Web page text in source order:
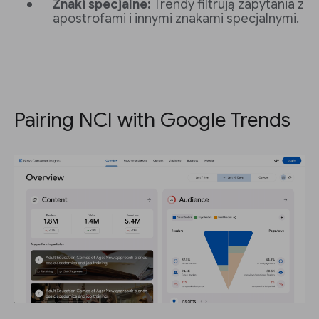
Znaki specjalne: Trendy filtrują zapytania z
apostrofami i innymi znakami specjalnymi.
Pairing NCI with Google Trends